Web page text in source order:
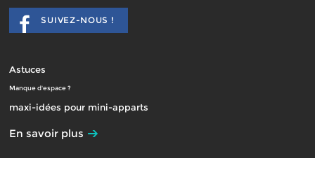
SUIVEZ-NOUS !
Astuces
Manque d'espace ?
maxi-idées pour mini-apparts
En savoir plus